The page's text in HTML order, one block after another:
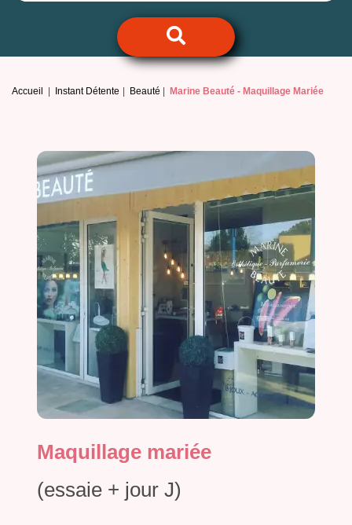
Accueil Instant Détente Beauté Marine Beauté - Maquillage Mariée
Maquillage mariée
(essaie + jour J)